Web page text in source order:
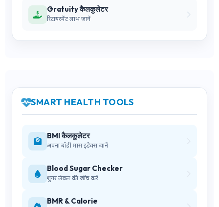
Gratuity कैलकुलेटर
रिटायरमेंट लाभ जानें
SMART HEALTH TOOLS
BMI कैलकुलेटर
अपना बॉडी मास इंडेक्स जानें
Blood Sugar Checker
शुगर लेवल की जाँच करें
BMR & Calorie